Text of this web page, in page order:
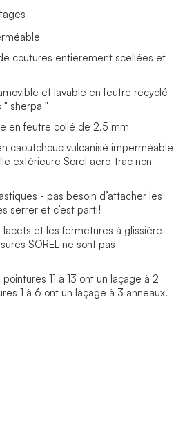
coutures entièrement scellées et
et lavable en feutre recyclé
sherpa "
en feutre collé de 2,5 mm
caoutchouc vulcanisé imperméable
extérieure Sorel aero-trac non
- pas besoin d’attacher les
serrer et c’est parti!
lacets et les fermetures à glissière
SOREL ne sont pas
11 à 13 ont un laçage à 2
1 à 6 ont un laçage à 3 anneaux.